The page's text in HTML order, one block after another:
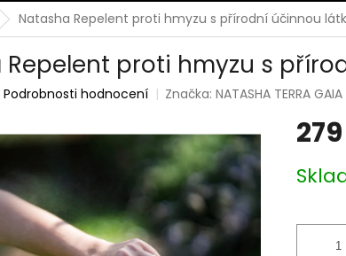
Natasha Repelent proti hmyzu s přírodní účinnou
Repelent proti hmyzu s
Podrobnosti hodnocení Značka:NATASHA TERRA GAIA
cena: